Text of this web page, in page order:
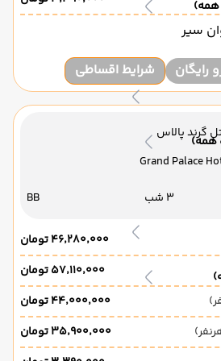
همه)
سیر
رایگان
شرایط اقساطی
گرند پالاس
Grand Palace
3 شب BB
۴۶٬۲۸۰٬۰۰۰ تومان
۵۷٬۱۱۰٬۰۰۰ تومان
۴۴٬۰۰۰٬۰۰۰ تومان
۳۵٬۹۰۰٬۰۰۰ تومان